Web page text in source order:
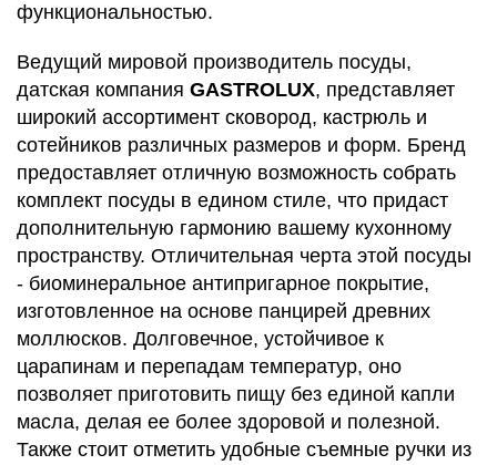
функциональностью.
Ведущий мировой производитель посуды,
датская компания GASTROLUX, представляет
широкий ассортимент сковород, кастрюль и
сотейников различных размеров и форм. Бренд
предоставляет отличную возможность собрать
комплект посуды в едином стиле, что придаст
дополнительную гармонию вашему кухонному
пространству. Отличительная черта этой посуды
- биоминеральное антипригарное покрытие,
изготовленное на основе панцирей древних
моллюсков. Долговечное, устойчивое к
царапинам и перепадам температур, оно
позволяет приготовить пищу без единой капли
масла, делая ее более здоровой и полезной.
Также стоит отметить удобные съемные ручки из